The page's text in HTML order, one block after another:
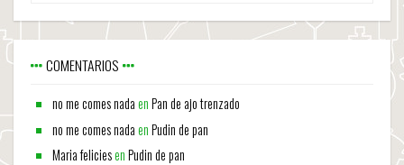
COMENTARIOS
no me comes nadaenPan de ajo trenzado
no me comes nadaenPudin de pan
Maria feliciesenPudin de pan